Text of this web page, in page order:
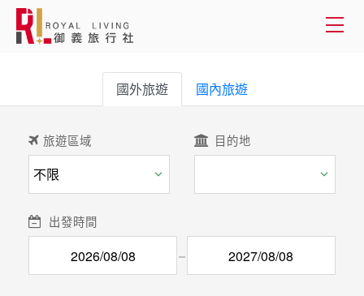
會員登入
國內旅遊
國外旅遊 國內旅遊
旅遊區域 目的地
出發時間